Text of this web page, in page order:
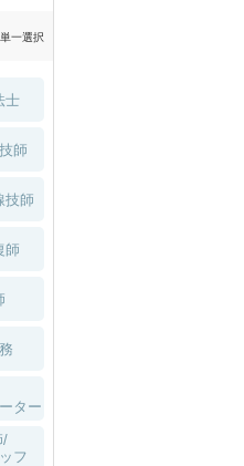
一選択
士
師
技師
師
ター
/
フ